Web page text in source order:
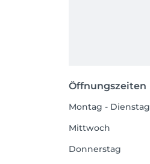
Öffnungszeiten
Montag - Dienstag
Mittwoch
Donnerstag